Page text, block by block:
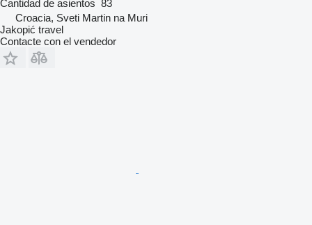
Cantidad de asientos 83
Croacia, Sveti Martin na Muri
Jakopić travel
Contacte con el vendedor